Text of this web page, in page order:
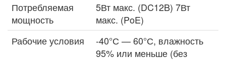
Потребляемая
мощность
5Вт макс. (DC12B) 7Вт
макс. (PoE)
Рабочие условия
-40°С — 60°С, влажность
95% или меньше (без